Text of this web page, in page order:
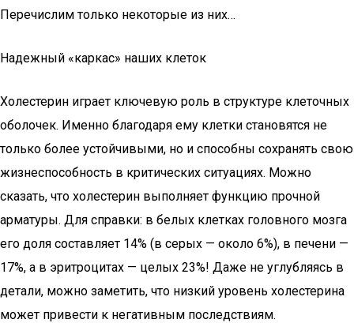
Перечислим только некоторые из них…
Надежный «каркас» наших клеток
Холестерин играет ключевую роль в структуре клеточных
оболочек. Именно благодаря ему клетки становятся не
только более устойчивыми, но и способны сохранять свою
жизнеспособность в критических ситуациях. Можно
сказать, что холестерин выполняет функцию прочной
арматуры. Для справки: в белых клетках головного мозга
его доля составляет 14% (в серых — около 6%), в печени —
17%, а в эритроцитах — целых 23%! Даже не углубляясь в
детали, можно заметить, что низкий уровень холестерина
может привести к негативным последствиям.